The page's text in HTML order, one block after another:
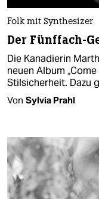
Folk mit Synthesizer
Der Fünffach-
Die Kanadierin
neuen Album
Stilsicherheit. Dazu
Von Sylvia Prahl